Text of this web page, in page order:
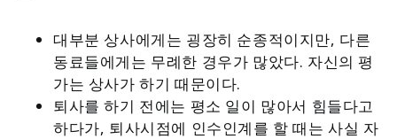
대부분 상사에게는 굉장히 순종적이지만, 다른
동료들에게는 무례한 경우가 많았다. 자신의 평
가는 상사가 하기 때문이다.
퇴사를 하기 전에는 평소 일이 많아서 힘들다고
하다가, 퇴사시점에 인수인계를 할 때는 사실 자